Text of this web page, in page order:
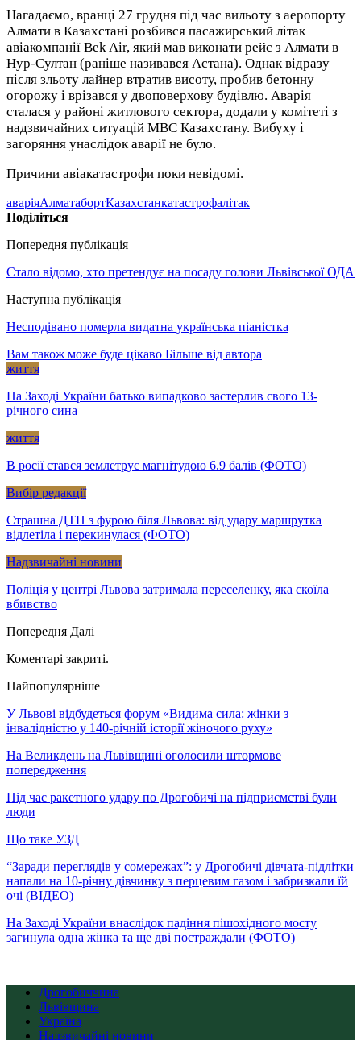
Нагадаємо, вранці 27 грудня під час вильоту з аеропорту
Алмати в Казахстані розбився пасажирський літак
авіакомпанії Bek Air, який мав виконати рейс з Алмати в
Нур-Султан (раніше називався Астана). Однак відразу
після зльоту лайнер втратив висоту, пробив бетонну
огорожу і врізався у двоповерхову будівлю. Аварія
сталася у районі житлового сектора, додали у комітеті з
надзвичайних ситуацій МВС Казахстану. Вибуху і
загоряння унаслідок аварії не було.
Причини авіакатастрофи поки невідомі.
аваріяАлматабортКазахстанкатастрофалітак
Поділіться
Попередня публікація
Стало відомо, хто претендує на посаду голови Львівської ОДА
Наступна публікація
Несподівано померла видатна українська піаністка
Вам також може буде цікаво Більше від автора
життя
На Заході України батько випадково застерлив свого 13-
річного сина
життя
В росії стався землетрус магнітудою 6.9 балів (ФОТО)
Вибір редакції
Страшна ДТП з фурою біля Львова: від удару маршрутка
відлетіла і перекинулася (ФОТО)
Надзвичайні новини
Поліція у центрі Львова затримала переселенку, яка скоїла
вбивство
Попередня Далі
Коментарі закриті.
Найпопулярніше
У Львові відбудеться форум «Видима сила: жінки з
інвалідністю у 140-річній історії жіночого руху»
На Великдень на Львівщині оголосили штормове
попередження
Під час ракетного удару по Дрогобичі на підприємстві були
люди
Що таке УЗД
“Заради переглядів у сомережах”: у Дрогобичі дівчата-підлітки
напали на 10-річну дівчинку з перцевим газом і забризкали їй
очі (ВІДЕО)
На Заході України внаслідок падіння пішохідного мосту
загинула одна жінка та ще дві постраждали (ФОТО)
Дрогобиччина
Львівщина
Україна
Надзвичайні новини